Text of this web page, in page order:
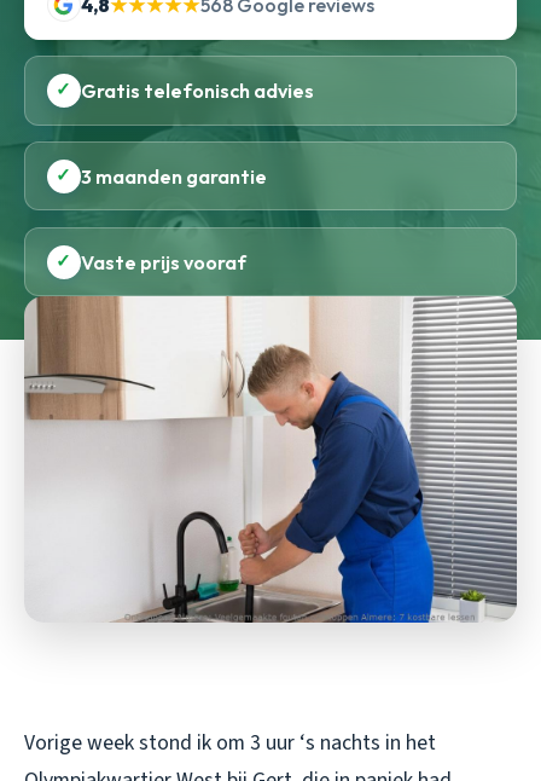
4,8★★★★★568 Google reviews
✓ Gratis telefonisch advies
✓ 3 maanden garantie
✓ Vaste prijs vooraf
Vorige week stond ik om 3 uur ‘s nachts in het